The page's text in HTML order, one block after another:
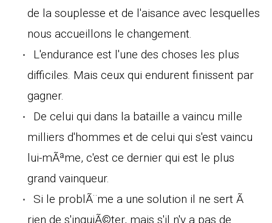
de la souplesse et de l'aisance avec lesquelles
nous accueillons le changement.
L'endurance est l'une des choses les plus
difficiles. Mais ceux qui endurent finissent par
gagner.
De celui qui dans la bataille a vaincu mille
milliers d'hommes et de celui qui s'est vaincu
lui-mÃªme, c'est ce dernier qui est le plus
grand vainqueur.
Si le problÃ¨me a une solution il ne sert Ã
rien de s'inquiÃ©ter, mais s'il n'y a pas de